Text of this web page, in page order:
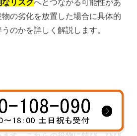
の劣化を放置した場合に具体的
のかを詳しく解説します。
雨漏りの直接的な原因となること
金、谷樋、ケラバ板金、軒先板
水の侵入を防ぐための重要な防